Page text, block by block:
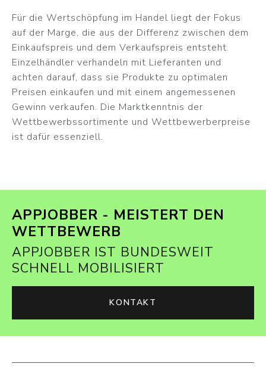
Für die Wertschöpfung im Handel liegt der Fokus
auf der Marge, die aus der Differenz zwischen dem
Einkaufspreis und dem Verkaufspreis entsteht.
Einzelhändler verhandeln mit Lieferanten und
achten darauf, dass sie Produkte zu optimalen
Preisen einkaufen und mit einem angemessenen
Gewinn verkaufen. Die Marktkenntnis der
Wettbewerbssortimente und Wettbewerberpreise
ist dafür essenziell.
APPJOBBER - MEISTERT DEN
WETTBEWERB
APPJOBBER IST BUNDESWEIT
SCHNELL MOBILISIERT
KONTAKT